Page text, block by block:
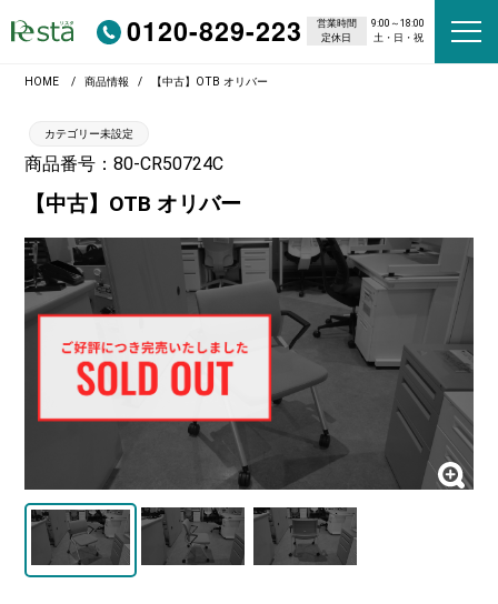
0120-829-223 営業時間
9:00～18:00
定休日
土・日・祝
HOME 商品情報 【中古】OTB オリバー
カテゴリー未設定
商品番号：80-CR50724C
【中古】OTB オリバー